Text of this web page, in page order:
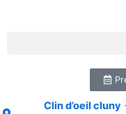
Clin d’oeil cluny